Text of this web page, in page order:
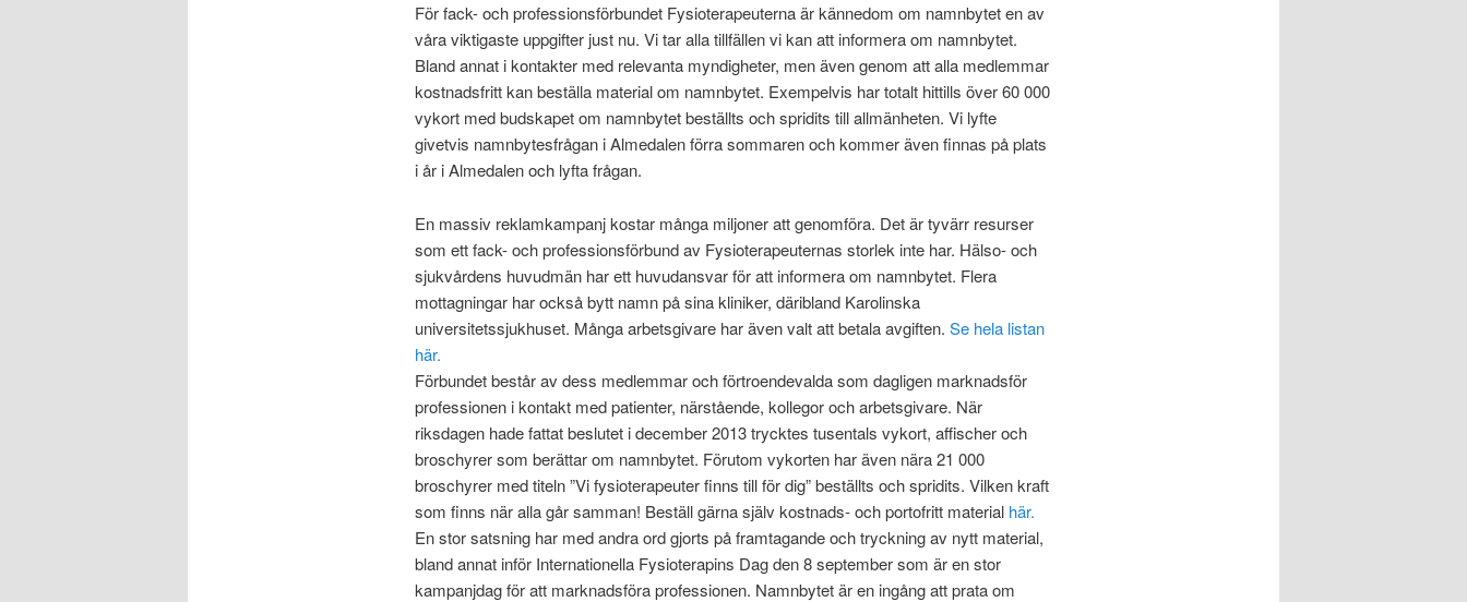
För fack- och professionsförbundet Fysioterapeuterna är kännedom om namnbytet en av
våra viktigaste uppgifter just nu. Vi tar alla tillfällen vi kan att informera om namnbytet.
Bland annat i kontakter med relevanta myndigheter, men även genom att alla medlemmar
kostnadsfritt kan beställa material om namnbytet. Exempelvis har totalt hittills över 60 000
vykort med budskapet om namnbytet beställts och spridits till allmänheten. Vi lyfte
givetvis namnbytesfrågan i Almedalen förra sommaren och kommer även finnas på plats
i år i Almedalen och lyfta frågan.
En massiv reklamkampanj kostar många miljoner att genomföra. Det är tyvärr resurser
som ett fack- och professionsförbund av Fysioterapeuternas storlek inte har. Hälso- och
sjukvårdens huvudmän har ett huvudansvar för att informera om namnbytet. Flera
mottagningar har också bytt namn på sina kliniker, däribland Karolinska
universitetssjukhuset. Många arbetsgivare har även valt att betala avgiften. Se hela listan
här.
Förbundet består av dess medlemmar och förtroendevalda som dagligen marknadsför
professionen i kontakt med patienter, närstående, kollegor och arbetsgivare. När
riksdagen hade fattat beslutet i december 2013 trycktes tusentals vykort, affischer och
broschyrer som berättar om namnbytet. Förutom vykorten har även nära 21 000
broschyrer med titeln ”Vi fysioterapeuter finns till för dig” beställts och spridits. Vilken kraft
som finns när alla går samman! Beställ gärna själv kostnads- och portofritt material här.
En stor satsning har med andra ord gjorts på framtagande och tryckning av nytt material,
bland annat inför Internationella Fysioterapins Dag den 8 september som är en stor
kampanjdag för att marknadsföra professionen. Namnbytet är en ingång att prata om